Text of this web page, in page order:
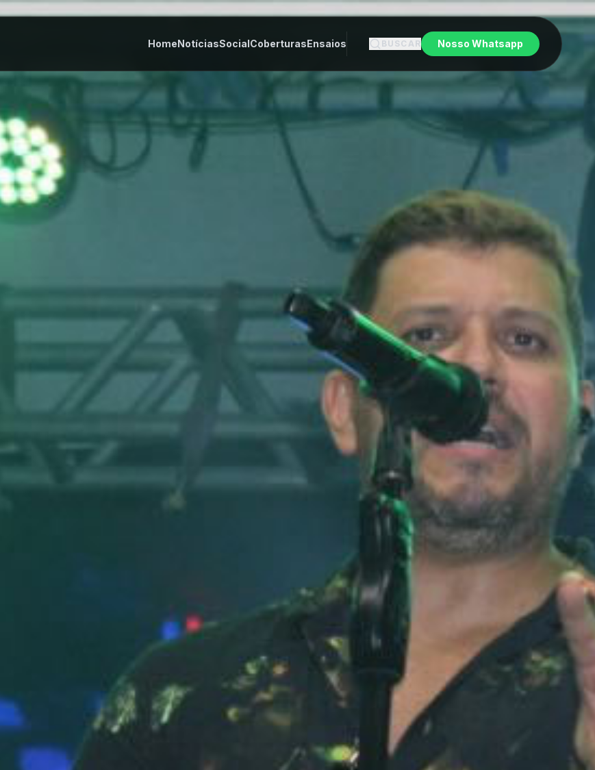
HomeNotíciasSocialCoberturasEnsaios BUSCAR Nosso Whatsapp